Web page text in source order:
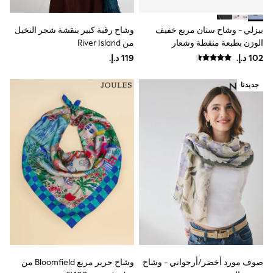
Occasionwear
Shirts
Linen Collection
Polo Shirts
Tops & T-Shirts
Jeans
Sandals
Shorts
Swimwear
Hats & Caps
Vests
Sunglasses
Beach Towels
Bags
Travel Bags
Luggage
Angel & Rocket
B by Ted Baker
Baker by Ted Baker
Boden
Lipsy
Love & Roses
بيزلي - وشاح ستان مربع خفيف
الوزن بطبعة منقطة وشعار
مونوغرام من B By Ted Baker
وشاح رقبة كبير بنقشة شجر النخيل
من River Island
جديدنا
صوف مورد أخضر/أرجواني - وشاح
وشاح حرير مربع Bloomfield من